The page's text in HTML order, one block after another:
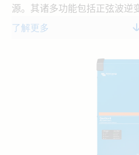
SmartShunt
源。其诸多功能包括正弦波逆
力辅助(PowerAssist)
技术以
了解更多